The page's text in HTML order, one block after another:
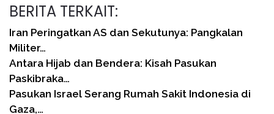
BERITA TERKAIT:
Iran Peringatkan AS dan Sekutunya: Pangkalan
Militer…
Antara Hijab dan Bendera: Kisah Pasukan
Paskibraka…
Pasukan Israel Serang Rumah Sakit Indonesia di
Gaza,…